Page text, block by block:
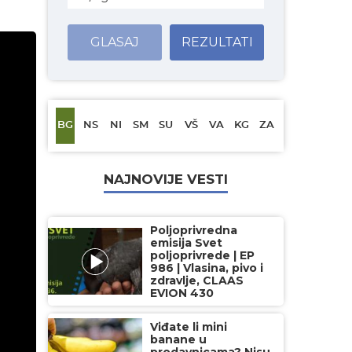
GLASAJ REZULTATI
BG NS NI SM SU VŠ VA KG ZA
NAJNOVIJE VESTI
Poljoprivredna
emisija Svet
poljoprivrede | EP
986 | Vlasina, pivo i
zdravlje, CLAAS
EVION 430
Viđate li mini
banane u